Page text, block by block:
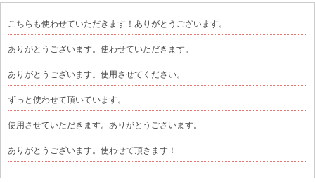
こちらも使わせていただきます！ありがとうございます。
ありがとうございます。使わせていただきます。
ありがとうございます。使用させてください。
ずっと使わせて頂いています。
使用させていただきます。ありがとうございます。
ありがとうございます。使わせて頂きます！